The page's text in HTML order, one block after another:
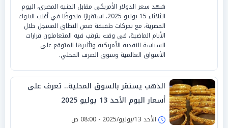
شهد سعر الدولار الأمريكي مقابل الجنيه المصري، اليوم
الثلاثاء 15 يوليو 2025، استقرارًا ملحوظًا في أغلب البنوك
المصرية، مع تحركات طفيفة ضمن النطاق المسجل خلال
الأيام الماضية، في وقت يترقب فيه المتعاملون قرارات
السياسة النقدية الأمريكية وتأثيرها المتوقع على
الأسواق العالمية وسوق الصرف المحلي.
الذهب يستقر بالسوق المحلية.. تعرف على
أسعار اليوم الأحد 13 يوليو 2025
الأحد 13/يوليو/2025 - 08:00 ص